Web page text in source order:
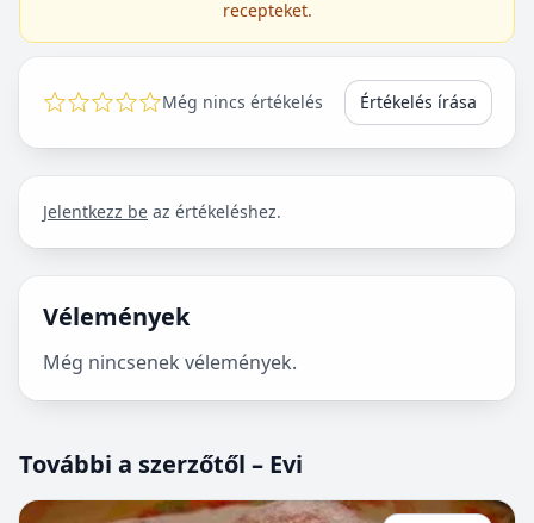
recepteket.
Még nincs értékelés Értékelés írása
Jelentkezz be az értékeléshez.
Vélemények
Még nincsenek vélemények.
További a szerzőtől – Evi